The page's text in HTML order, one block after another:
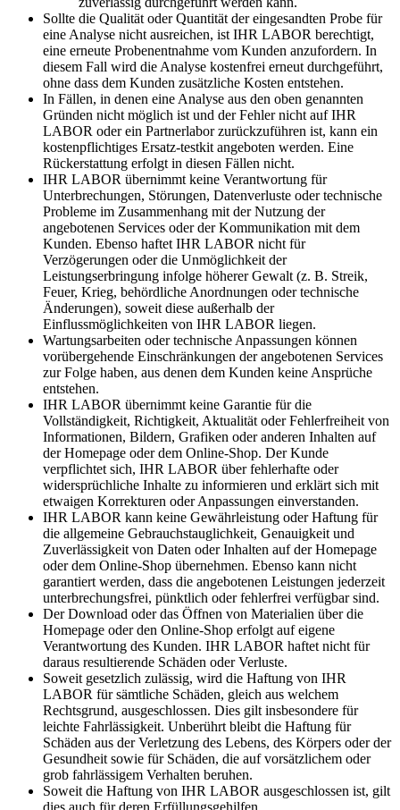
Sollte die Qualität oder Quantität der eingesandten Probe für
eine Analyse nicht ausreichen, ist IHR LABOR berechtigt,
eine erneute Probenentnahme vom Kunden anzufordern. In
diesem Fall wird die Analyse kostenfrei erneut durchgeführt,
ohne dass dem Kunden zusätzliche Kosten entstehen.
In Fällen, in denen eine Analyse aus den oben genannten
Gründen nicht möglich ist und der Fehler nicht auf IHR
LABOR oder ein Partnerlabor zurückzuführen ist, kann ein
kostenpflichtiges Ersatz-testkit angeboten werden. Eine
Rückerstattung erfolgt in diesen Fällen nicht.
IHR LABOR übernimmt keine Verantwortung für
Unterbrechungen, Störungen, Datenverluste oder technische
Probleme im Zusammenhang mit der Nutzung der
angebotenen Services oder der Kommunikation mit dem
Kunden. Ebenso haftet IHR LABOR nicht für
Verzögerungen oder die Unmöglichkeit der
Leistungserbringung infolge höherer Gewalt (z. B. Streik,
Feuer, Krieg, behördliche Anordnungen oder technische
Änderungen), soweit diese außerhalb der
Einflussmöglichkeiten von IHR LABOR liegen.
Wartungsarbeiten oder technische Anpassungen können
vorübergehende Einschränkungen der angebotenen Services
zur Folge haben, aus denen dem Kunden keine Ansprüche
entstehen.
IHR LABOR übernimmt keine Garantie für die
Vollständigkeit, Richtigkeit, Aktualität oder Fehlerfreiheit von
Informationen, Bildern, Grafiken oder anderen Inhalten auf
der Homepage oder dem Online-Shop. Der Kunde
verpflichtet sich, IHR LABOR über fehlerhafte oder
widersprüchliche Inhalte zu informieren und erklärt sich mit
etwaigen Korrekturen oder Anpassungen einverstanden.
IHR LABOR kann keine Gewährleistung oder Haftung für
die allgemeine Gebrauchstauglichkeit, Genauigkeit und
Zuverlässigkeit von Daten oder Inhalten auf der Homepage
oder dem Online-Shop übernehmen. Ebenso kann nicht
garantiert werden, dass die angebotenen Leistungen jederzeit
unterbrechungsfrei, pünktlich oder fehlerfrei verfügbar sind.
Der Download oder das Öffnen von Materialien über die
Homepage oder den Online-Shop erfolgt auf eigene
Verantwortung des Kunden. IHR LABOR haftet nicht für
daraus resultierende Schäden oder Verluste.
Soweit gesetzlich zulässig, wird die Haftung von IHR
LABOR für sämtliche Schäden, gleich aus welchem
Rechtsgrund, ausgeschlossen. Dies gilt insbesondere für
leichte Fahrlässigkeit. Unberührt bleibt die Haftung für
Schäden aus der Verletzung des Lebens, des Körpers oder der
Gesundheit sowie für Schäden, die auf vorsätzlichem oder
grob fahrlässigem Verhalten beruhen.
Soweit die Haftung von IHR LABOR ausgeschlossen ist, gilt
dies auch für deren Erfüllungsgehilfen.